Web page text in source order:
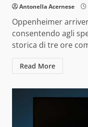
Antonella Acernese
Oppenheimer
consentendo agli
storica di tre ore
Read More